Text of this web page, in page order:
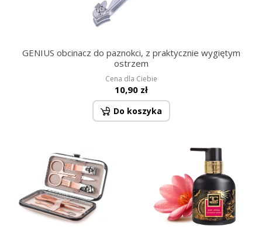
GENIUS obcinacz do paznokci, z praktycznie wygiętym
ostrzem
Cena dla Ciebie
10,90 zł
Do koszyka